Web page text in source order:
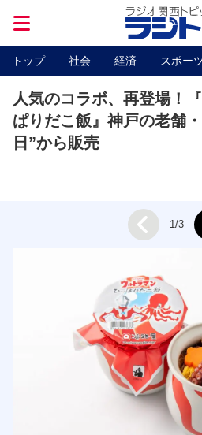
トップ 社会 経済 スポー
人気のコラボ、再登場！
ぱりだこ飯』神戸の老舗
日”から販売
Prev 1/3